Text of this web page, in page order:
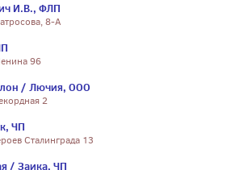
И.В., ФЛП
8-А
96
/ Лючия, ООО
2
ЧП
Сталинграда 13
/ Заика, ЧП